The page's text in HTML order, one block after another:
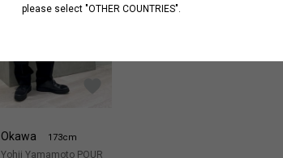
please select "OTHER COUNTRIES".
Okawa 173cm
Yohji Yamamoto POUR